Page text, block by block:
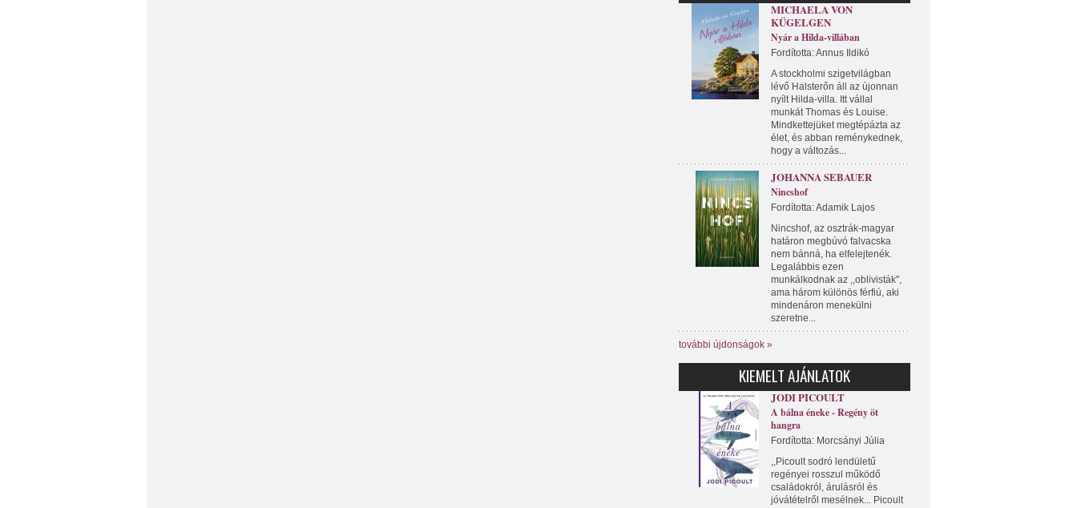
MICHAELA VON
KÜGELGEN
Nyár a Hilda-villában
Fordította: Annus Ildikó
A stockholmi szigetvilágban
lévő Halsterőn áll az újonnan
nyílt Hilda-villa. Itt vállal
munkát Thomas és Louise.
Mindkettejüket megtépázta az
élet, és abban reménykednek,
hogy a változás...
JOHANNA SEBAUER
Nincshof
Fordította: Adamik Lajos
Nincshof, az osztrák-magyar
határon megbúvó falvacska
nem bánná, ha elfelejtenék.
Legalábbis ezen
munkálkodnak az ,,oblivisták",
ama három különös férfiú, aki
mindenáron menekülni
szeretne...
további újdonságok »
KIEMELT AJÁNLATOK
JODI PICOULT
A bálna éneke - Regény öt
hangra
Fordította: Morcsányi Júlia
,,Picoult sodró lendületű
regényei rosszul működő
családokról, árulásról és
jóvátételről mesélnek... Picoult